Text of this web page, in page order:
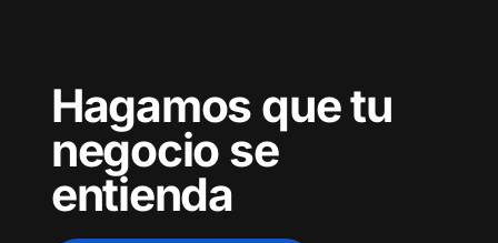
Hagamos que tu
negocio se
entienda